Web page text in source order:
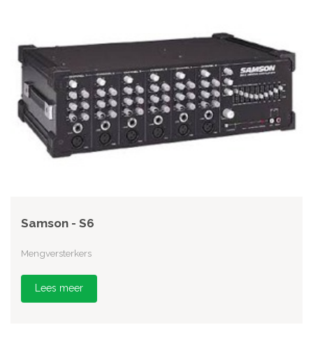
Samson - S6
Mengversterkers
Lees meer